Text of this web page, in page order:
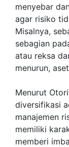
menyebar
agar risiko
Misalnya,
sebagian
atau reksa
menurun,
Menurut
diversifikasi
manajemen
memiliki
memberi